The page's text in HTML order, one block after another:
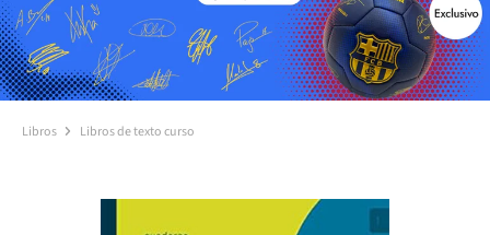
Libros Libros de texto curso